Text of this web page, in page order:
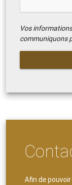
Vos
communiquons
Afin de